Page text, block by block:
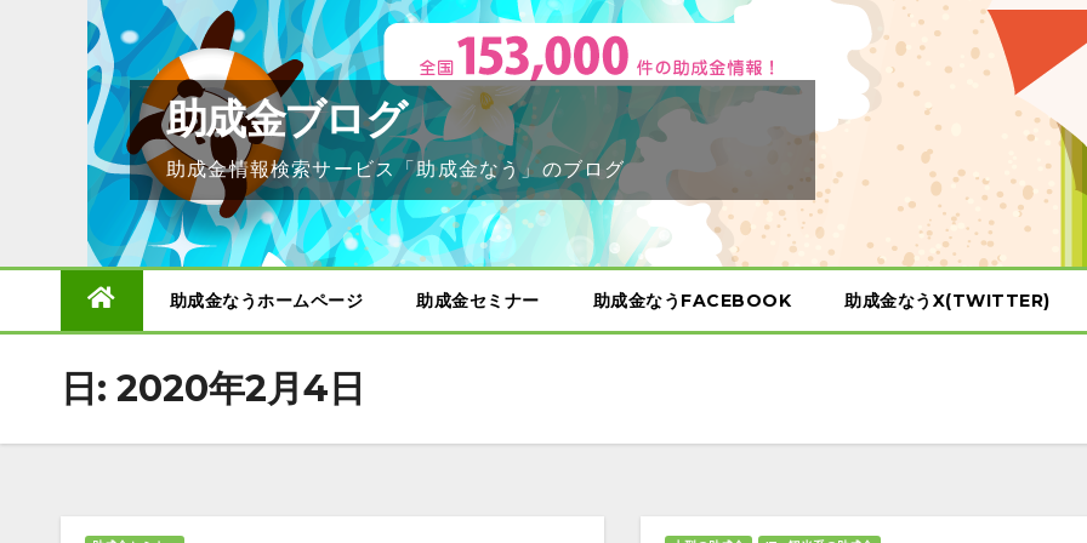
助成金ブログ
助成金情報検索サービス「助成金なう」のブログ
助成金なうホームページ 助成金セミナー 助成金なうFACEBOOK 助成金なうX(TWITTER)
日: 2020年2月4日